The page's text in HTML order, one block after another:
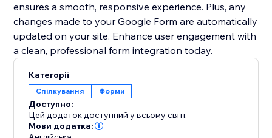
ensures a smooth, responsive experience. Plus, any
changes made to your Google Form are automatically
updated on your site. Enhance user engagement with
a clean, professional form integration today.
Категорії
Спілкування Форми
Доступно:
Цей додаток доступний у всьому світі.
Мови додатка: